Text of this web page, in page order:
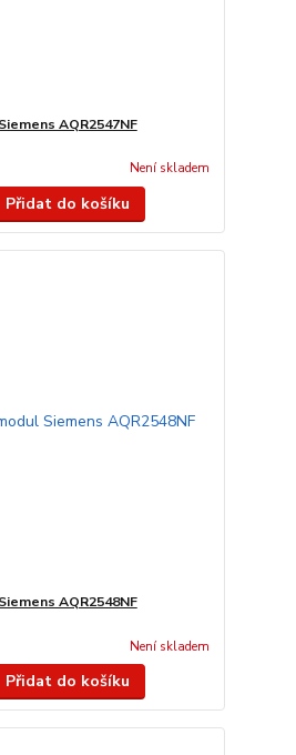
AQR2547NF
Není skladem
Přidat do košíku
AQR2548NF
Není skladem
Přidat do košíku